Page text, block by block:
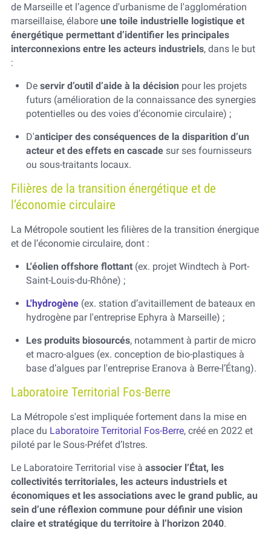
de Marseille et l’agence d'urbanisme de l'agglomération
marseillaise, élabore une toile industrielle logistique et
énergétique permettant d’identifier les principales
interconnexions entre les acteurs industriels, dans le but
:
De servir d’outil d’aide à la décision pour les projets
futurs (amélioration de la connaissance des synergies
potentielles ou des voies d’économie circulaire) ;
D'anticiper des conséquences de la disparition d’un
acteur et des effets en cascade sur ses fournisseurs
ou sous-traitants locaux.
Filières de la transition énergétique et de
l’économie circulaire
La Métropole soutient les filières de la transition énergique
et de l’économie circulaire, dont :
L'éolien offshore flottant (ex. projet Windtech à Port-
Saint-Louis-du-Rhône) ;
L'hydrogène(ex. station d’avitaillement de bateaux en
hydrogène par l'entreprise Ephyra à Marseille) ;
Les produits biosourcés, notamment à partir de micro
et macro-algues (ex. conception de bio-plastiques à
base d’algues par l'entreprise Eranova à Berre-l’Étang).
Laboratoire Territorial Fos-Berre
La Métropole s'est impliquée fortement dans la mise en
place du Laboratoire Territorial Fos-Berre, créé en 2022 et
piloté par le Sous-Préfet d’Istres.
Le Laboratoire Territorial vise à associer l’État, les
collectivités territoriales, les acteurs industriels et
économiques et les associations avec le grand public, au
sein d’une réflexion commune pour définir une vision
claire et stratégique du territoire à l’horizon 2040.